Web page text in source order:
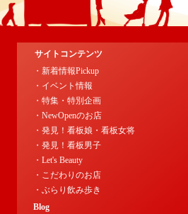
サイトコンテンツ
・新着情報Pickup
・イベント情報
・特集・特別企画
・NewOpenのお店
・発見！看板娘・看板女将
・発見！看板男子
・Let's Beauty
・こだわりのお店
・ぶらり飲み歩き
Blog